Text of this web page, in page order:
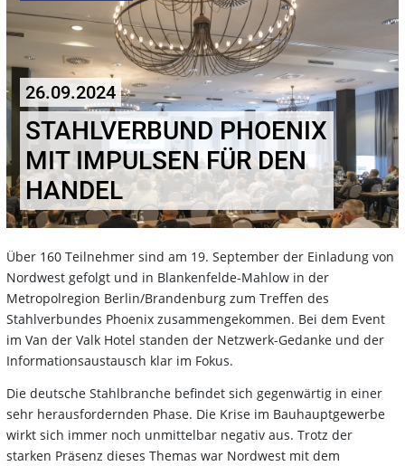
26.09.2024
STAHLVERBUND PHOENIX
MIT IMPULSEN FÜR DEN
HANDEL
Über 160 Teilnehmer sind am 19. September der Einladung von
Nordwest gefolgt und in Blankenfelde-Mahlow in der
Metropolregion Berlin/Brandenburg zum Treffen des
Stahlverbundes Phoenix zusammengekommen. Bei dem Event
im Van der Valk Hotel standen der Netzwerk-Gedanke und der
Informationsaustausch klar im Fokus.
Die deutsche Stahlbranche befindet sich gegenwärtig in einer
sehr herausfordernden Phase. Die Krise im Bauhauptgewerbe
wirkt sich immer noch unmittelbar negativ aus. Trotz der
starken Präsenz dieses Themas war Nordwest mit dem